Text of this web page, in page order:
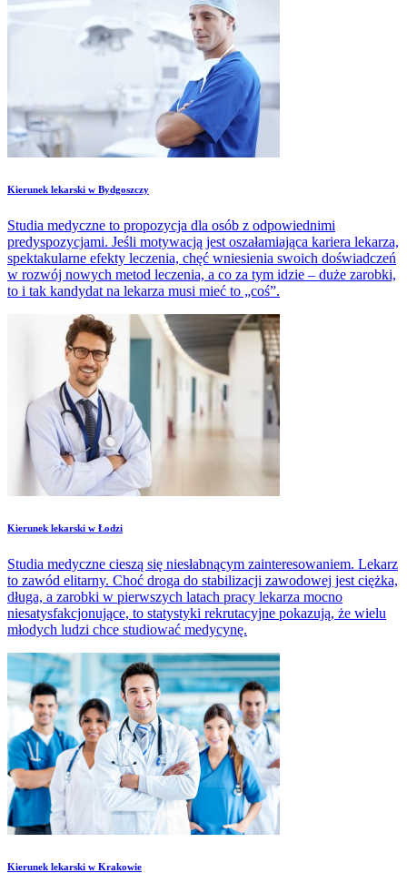
​Kierunek lekarski w Bydgoszczy
Studia medyczne to propozycja dla osób z odpowiednimi
predyspozycjami. Jeśli motywacją jest oszałamiająca kariera lekarza,
spektakularne efekty leczenia, chęć wniesienia swoich doświadczeń
w rozwój nowych metod leczenia, a co za tym idzie – duże zarobki,
to i tak kandydat na lekarza musi mieć to „coś”.
​Kierunek lekarski w Łodzi
Studia medyczne cieszą się niesłabnącym zainteresowaniem. Lekarz
to zawód elitarny. Choć droga do stabilizacji zawodowej jest ciężka,
długa, a zarobki w pierwszych latach pracy lekarza mocno
niesatysfakcjonujące, to statystyki rekrutacyjne pokazują, że wielu
młodych ludzi chce studiować medycynę.
​Kierunek lekarski w Krakowie